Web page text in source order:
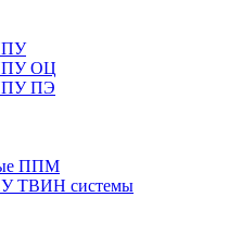
ОЦ
ПЭ
ППМ
ТВИН системы